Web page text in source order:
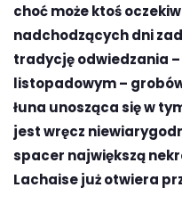
choć może ktoś
nadchodzących dni
tradycję odwiedzania –
listopadowym –
łuna unosząca się w
jest wręcz
spacer największą
Lachaise już otwiera